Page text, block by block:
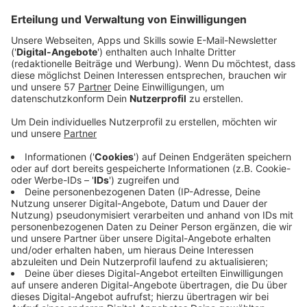
Eschweiler zu Besuch gewesen. Dort hat er mit den
Mitarbeitern über die Hochwasserkatastrophe
gesprochen, die das Krankenhaus schwer getroffen
hat. Im Juli war das Gebäude vom Wasser
eingeschlossen und musste evakuiert werden.
Außerdem hat Spahn mit den Mitarbeitern über die
Attraktivität der Berufe im Gesundheitswesen
diskutiert, hat uns Elmar Wagenbach berichtet, der
Geschäftsführer des Krankenhauses.
Anzeige